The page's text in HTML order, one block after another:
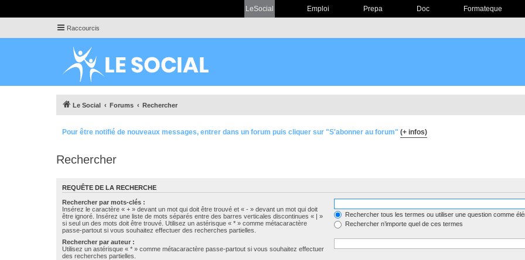
LeSocial Emploi Prepa Doc Formateque
Raccourcis
Le Social Forums Rechercher
Pour être notifié de nouveaux messages, entrer dans un forum puis cliquer sur "S'abonner au forum" (+ infos)
Rechercher
REQUÊTE DE LA RECHERCHE
Rechercher par mots-clés :
Insérez le caractère « + » devant un mot qui doit être trouvé et « - » devant un mot qui doit
être ignoré. Insérez une liste de mots séparés entre des barres verticales discontinues « | »
si seul un des mots doit être trouvé. Utilisez un astérisque « * » comme métacaractère
passe-partout si vous souhaitez effectuer des recherches partielles.
Rechercher tous les termes ou utiliser une question comme
Rechercher n’importe quel de ces termes
Rechercher par auteur :
Utilisez un astérisque « * » comme métacaractère passe-partout si vous souhaitez effectuer
des recherches partielles.